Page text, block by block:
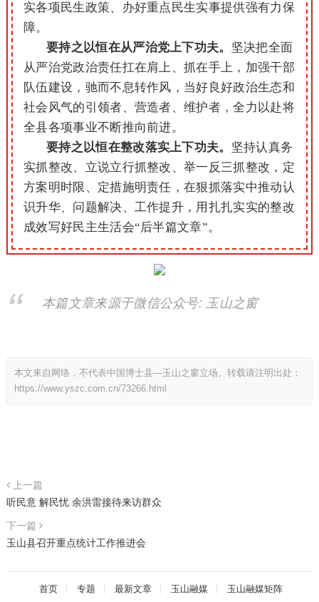
实各项民生政策、办好重点民生实事提供强有力保
障。
要持之以恒在从严治党上下功夫。 坚决把全面
从严治党政治责任扛在肩上、抓在手上，加强干部
队伍建设，驰而不息转作风，当好良好政治生态和
社会风气的引领者、营造者、维护者，全力以赴将
全县各项事业不断推向前进。
要持之以恒在整改落实上下功夫。 坚持认真务
实抓整改、立说立行抓整改、举一反三抓整改，定
方案明时限、定措施明责任，在狠抓落实中推动认
识升华、问题解决、工作提升，用扎扎实实的整改
成效写好民主生活会“后半篇文章”。
本篇文章来源于微信公众号: 玉山之窗
本文来自网络，不代表中国博士县—玉山之窗立场。转载请注明出处：
https://www.yszc.com.cn/73266.html
上一篇
听民意 解民忧 余洪雷接待来访群众
下一篇
玉山县召开重点统计工作推进会
首页 专题 最新文章 玉山融媒 玉山融媒矩阵